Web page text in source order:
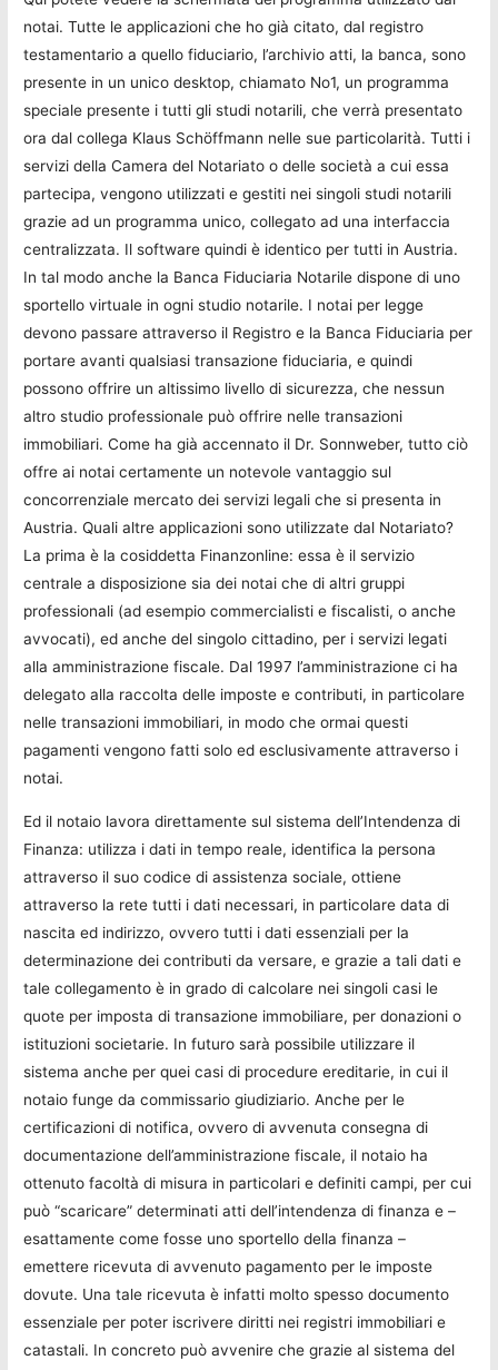
notai. Tutte le applicazioni che ho già citato, dal registro
testamentario a quello fiduciario, l’archivio atti, la banca, sono
presente in un unico desktop, chiamato No1, un programma
speciale presente i tutti gli studi notarili, che verrà presentato
ora dal collega Klaus Schöffmann nelle sue particolarità. Tutti i
servizi della Camera del Notariato o delle società a cui essa
partecipa, vengono utilizzati e gestiti nei singoli studi notarili
grazie ad un programma unico, collegato ad una interfaccia
centralizzata. Il software quindi è identico per tutti in Austria.
In tal modo anche la Banca Fiduciaria Notarile dispone di uno
sportello virtuale in ogni studio notarile. I notai per legge
devono passare attraverso il Registro e la Banca Fiduciaria per
portare avanti qualsiasi transazione fiduciaria, e quindi
possono offrire un altissimo livello di sicurezza, che nessun
altro studio professionale può offrire nelle transazioni
immobiliari. Come ha già accennato il Dr. Sonnweber, tutto ciò
offre ai notai certamente un notevole vantaggio sul
concorrenziale mercato dei servizi legali che si presenta in
Austria. Quali altre applicazioni sono utilizzate dal Notariato?
La prima è la cosiddetta Finanzonline: essa è il servizio
centrale a disposizione sia dei notai che di altri gruppi
professionali (ad esempio commercialisti e fiscalisti, o anche
avvocati), ed anche del singolo cittadino, per i servizi legati
alla amministrazione fiscale. Dal 1997 l’amministrazione ci ha
delegato alla raccolta delle imposte e contributi, in particolare
nelle transazioni immobiliari, in modo che ormai questi
pagamenti vengono fatti solo ed esclusivamente attraverso i
notai.
Ed il notaio lavora direttamente sul sistema dell’Intendenza di
Finanza: utilizza i dati in tempo reale, identifica la persona
attraverso il suo codice di assistenza sociale, ottiene
attraverso la rete tutti i dati necessari, in particolare data di
nascita ed indirizzo, ovvero tutti i dati essenziali per la
determinazione dei contributi da versare, e grazie a tali dati e
tale collegamento è in grado di calcolare nei singoli casi le
quote per imposta di transazione immobiliare, per donazioni o
istituzioni societarie. In futuro sarà possibile utilizzare il
sistema anche per quei casi di procedure ereditarie, in cui il
notaio funge da commissario giudiziario. Anche per le
certificazioni di notifica, ovvero di avvenuta consegna di
documentazione dell’amministrazione fiscale, il notaio ha
ottenuto facoltà di misura in particolari e definiti campi, per cui
può “scaricare” determinati atti dell’intendenza di finanza e –
esattamente come fosse uno sportello della finanza –
emettere ricevuta di avvenuto pagamento per le imposte
dovute. Una tale ricevuta è infatti molto spesso documento
essenziale per poter iscrivere diritti nei registri immobiliari e
catastali. In concreto può avvenire che grazie al sistema del